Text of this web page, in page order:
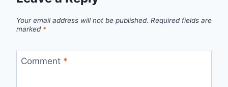
Your email address will not be published. Required fields are
marked *
Comment *